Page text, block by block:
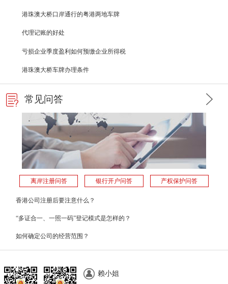
港珠澳大桥口岸通行的粤港两地车牌
代理记账的好处
亏损企业季度盈利如何预缴企业所得税
港珠澳大桥车牌办理条件
常见问答
离岸注册问答 银行开户问答 产权保护问答
香港公司注册后要注意什么？
“多证合一、一照一码”登记模式是怎样的？
如何确定公司的经营范围？
赖小姐